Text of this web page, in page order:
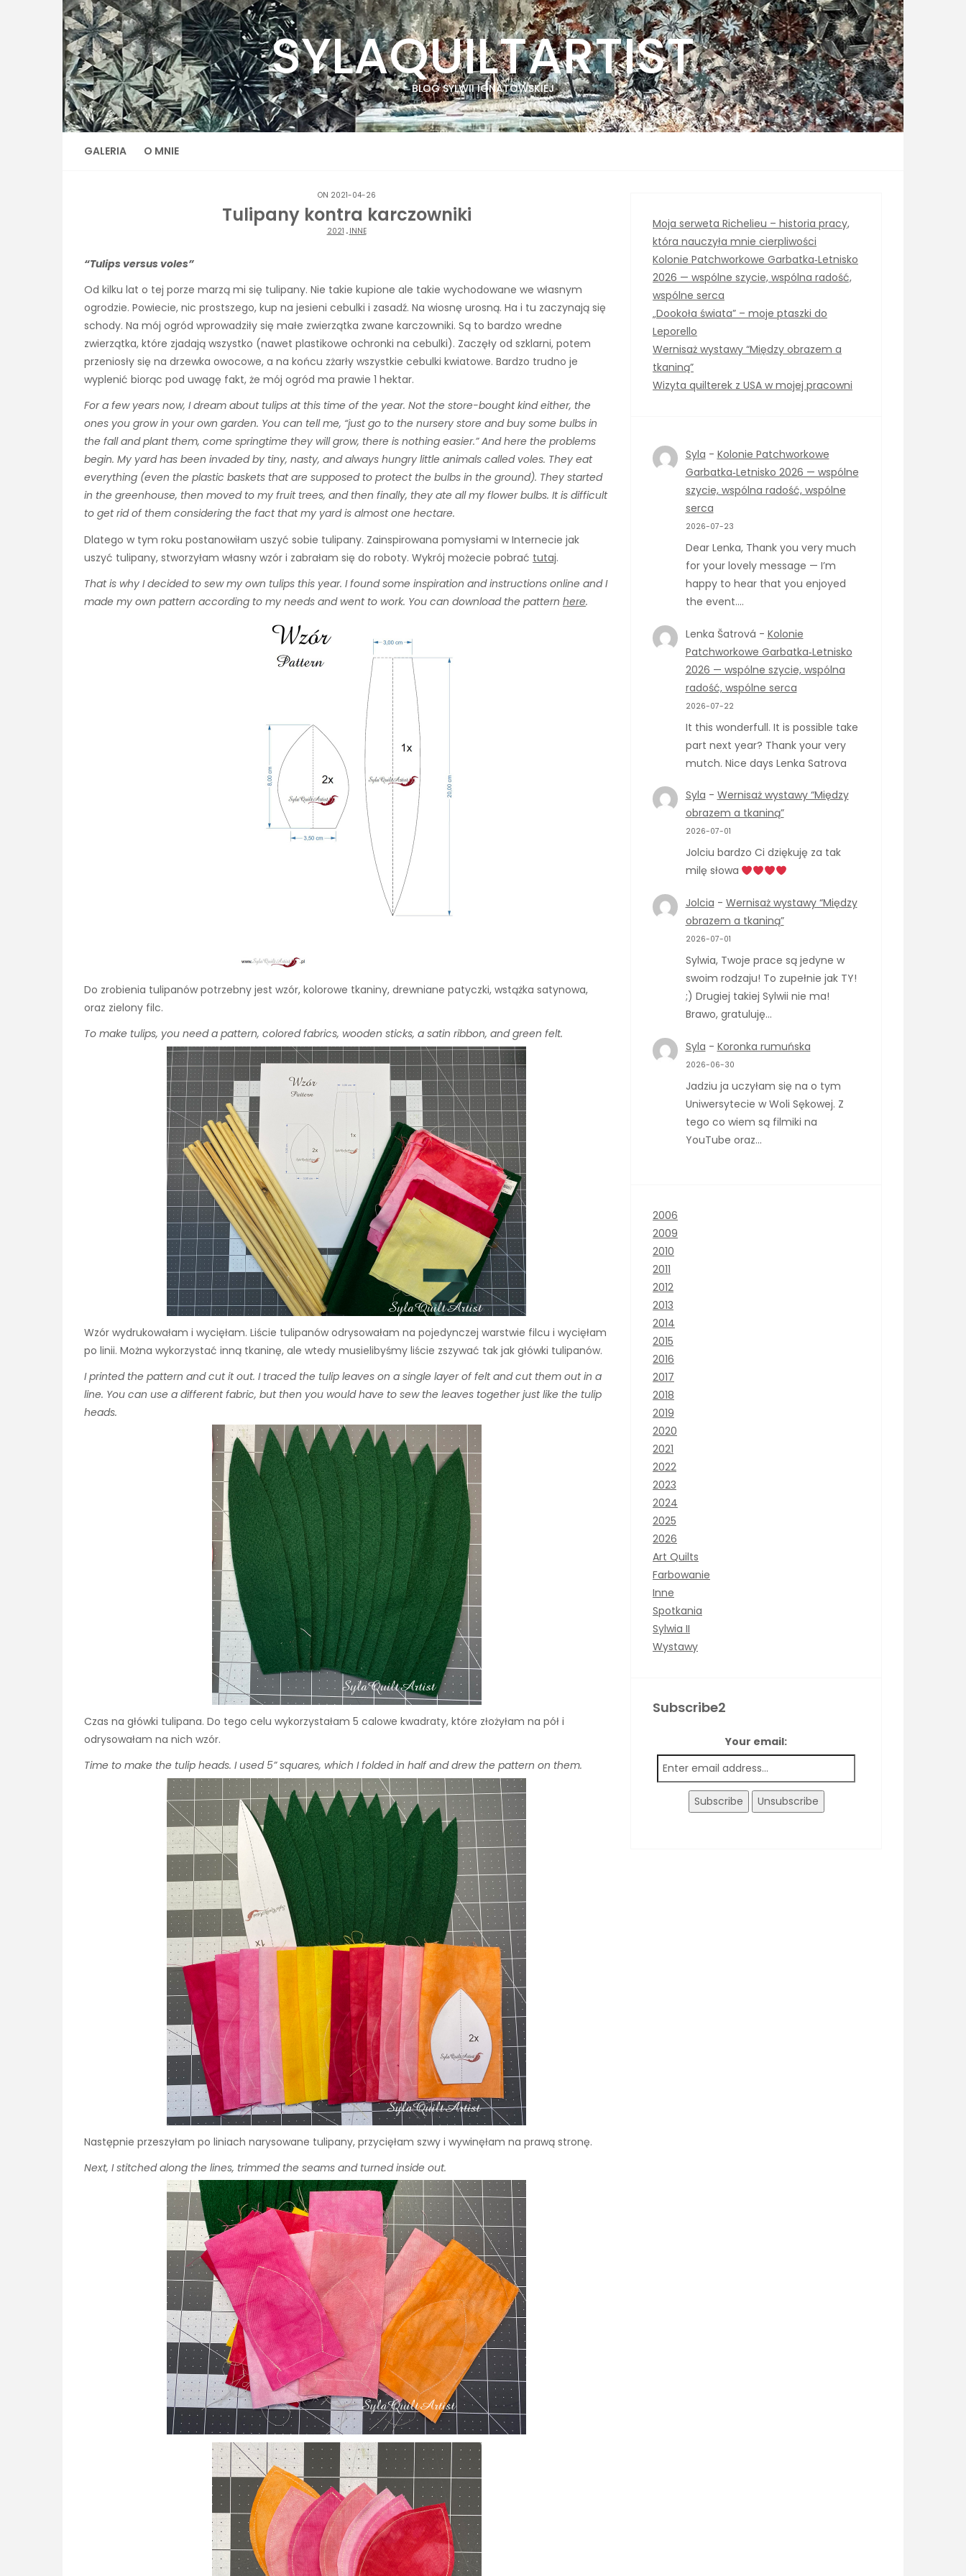
SYLAQUILTARTIST
BLOG SYLWII IGNATOWSKIEJ
GALERIA O MNIE
ON 2021-04-26
Tulipany kontra karczowniki
2021 . INNE
“Tulips versus voles”
Od kilku lat o tej porze marzą mi się tulipany. Nie takie kupione ale takie wychodowane we własnym
ogrodzie. Powiecie, nic prostszego, kup na jesieni cebulki i zasadź. Na wiosnę urosną. Ha i tu zaczynają się
schody. Na mój ogród wprowadziły się małe zwierzątka zwane karczowniki. Są to bardzo wredne
zwierzątka, które zjadają wszystko (nawet plastikowe ochronki na cebulki). Zaczęły od szklarni, potem
przeniosły się na drzewka owocowe, a na końcu zżarły wszystkie cebulki kwiatowe. Bardzo trudno je
wyplenić biorąc pod uwagę fakt, że mój ogród ma prawie 1 hektar.
For a few years now, I dream about tulips at this time of the year. Not the store-bought kind either, the
ones you grow in your own garden. You can tell me, “just go to the nursery store and buy some bulbs in
the fall and plant them, come springtime they will grow, there is nothing easier.” And here the problems
begin. My yard has been invaded by tiny, nasty, and always hungry little animals called voles. They eat
everything (even the plastic baskets that are supposed to protect the bulbs in the ground). They started
in the greenhouse, then moved to my fruit trees, and then finally, they ate all my flower bulbs. It is difficult
to get rid of them considering the fact that my yard is almost one hectare.
Dlatego w tym roku postanowiłam uszyć sobie tulipany. Zainspirowana pomysłami w Internecie jak
uszyć tulipany, stworzyłam własny wzór i zabrałam się do roboty. Wykrój możecie pobrać tutaj.
That is why I decided to sew my own tulips this year. I found some inspiration and instructions online and I
made my own pattern according to my needs and went to work. You can download the pattern here.
Do zrobienia tulipanów potrzebny jest wzór, kolorowe tkaniny, drewniane patyczki, wstążka satynowa,
oraz zielony filc.
To make tulips, you need a pattern, colored fabrics, wooden sticks, a satin ribbon, and green felt.
Wzór wydrukowałam i wycięłam. Liście tulipanów odrysowałam na pojedynczej warstwie filcu i wycięłam
po linii. Można wykorzystać inną tkaninę, ale wtedy musielibyśmy liście zszywać tak jak główki tulipanów.
I printed the pattern and cut it out. I traced the tulip leaves on a single layer of felt and cut them out in a
line. You can use a different fabric, but then you would have to sew the leaves together just like the tulip
heads.
Czas na główki tulipana. Do tego celu wykorzystałam 5 calowe kwadraty, które złożyłam na pół i
odrysowałam na nich wzór.
Time to make the tulip heads. I used 5” squares, which I folded in half and drew the pattern on them.
Następnie przeszyłam po liniach narysowane tulipany, przycięłam szwy i wywinęłam na prawą stronę.
Next, I stitched along the lines, trimmed the seams and turned inside out.
Moja serweta Richelieu – historia pracy,
która nauczyła mnie cierpliwości
Kolonie Patchworkowe Garbatka‑Letnisko
2026 — wspólne szycie, wspólna radość,
wspólne serca
„Dookoła świata” – moje ptaszki do
Leporello
Wernisaż wystawy “Między obrazem a
tkaniną”
Wizyta quilterek z USA w mojej pracowni
Syla - Kolonie Patchworkowe
Garbatka‑Letnisko 2026 — wspólne
szycie, wspólna radość, wspólne
serca
2026-07-23
Dear Lenka, Thank you very much
for your lovely message — I’m
happy to hear that you enjoyed
the event.…
Lenka Šatrová - Kolonie
Patchworkowe Garbatka‑Letnisko
2026 — wspólne szycie, wspólna
radość, wspólne serca
2026-07-22
It this wonderfull. It is possible take
part next year? Thank your very
mutch. Nice days Lenka Satrova
Syla - Wernisaż wystawy “Między
obrazem a tkaniną”
2026-07-01
Jolciu bardzo Ci dziękuję za tak
milę słowa
Jolcia - Wernisaż wystawy “Między
obrazem a tkaniną”
2026-07-01
Sylwia, Twoje prace są jedyne w
swoim rodzaju! To zupełnie jak TY!
;) Drugiej takiej Sylwii nie ma!
Brawo, gratuluję…
Syla - Koronka rumuńska
2026-06-30
Jadziu ja uczyłam się na o tym
Uniwersytecie w Woli Sękowej. Z
tego co wiem są filmiki na
YouTube oraz…
2006
2009
2010
2011
2012
2013
2014
2015
2016
2017
2018
2019
2020
2021
2022
2023
2024
2025
2026
Art Quilts
Farbowanie
Inne
Spotkania
Sylwia II
Wystawy
Subscribe2
Your email: